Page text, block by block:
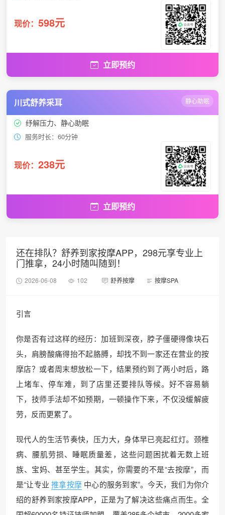
现价： 598元
立即预约
川式舒养采耳 静心助眠
纾解压力、静心助眠
服务时长：60分钟
现价： 238元
立即预约
还在排队？舒养到家按摩APP，298元享专业上
门推拿，24小时随叫随到！
2026-06-08 102 舒养按摩 按摩SPA
引言
你是否有过这样的经历：加班到深夜，脖子僵硬得像块石
头，肩膀酸痛得抬不起胳膊，却找不到一家还在营业的按
摩店？或者周末想放松一下，结果预约到了两小时后，路
上堵车、停车难，到了店里还要排队等候。好不容易躺
下，技师手法却不如预期，一顿操作下来，不仅没缓解疲
劳，反而更累了。
现代人的生活节奏快，压力大，身体早已亮起红灯。颈椎
病、腰肌劳损、睡眠质量差，这些问题困扰着无数上班
族、宝妈、甚至学生。其实，你需要的不是“去按摩”，而
是“让专业 推拿按摩 中心的服务到家”。今天，我们为你介
绍的舒养到家按摩APP，正是为了解决这些痛点而生。全